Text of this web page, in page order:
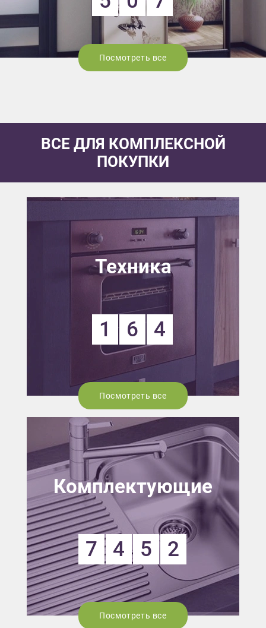
Посмотреть все
ВСЕ ДЛЯ КОМПЛЕКСНОЙ
ПОКУПКИ
Техника
1 6 4
Посмотреть все
Комплектующие
7 4 5 2
Посмотреть все